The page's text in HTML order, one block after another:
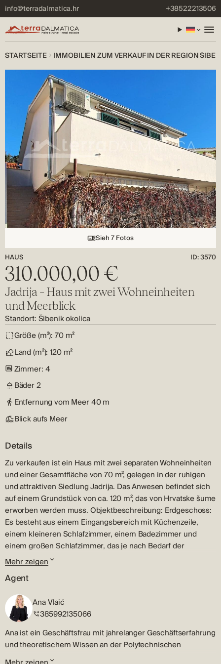
info@terradalmatica.hr +38522213506
STARTSEITE IMMOBILIEN ZUM VERKAUF IN DER REGION
Sieh 7 Fotos
HAUS
ID: 3570
310.000,00 €
Jadrija – Haus mit zwei Wohneinheiten
und Meerblick
Standort: Šibenik okolica
Größe (m²): 70 m²
Land (m²): 120 m²
Zimmer: 4
Bäder2
Entfernung vom Meer40 m
Blick aufs Meer
Details
Zu verkaufen ist ein Haus mit zwei separaten Wohneinheiten
und einer Gesamtfläche von 70 m², gelegen in der ruhigen
und attraktiven Siedlung Jadrija. Das Anwesen befindet sich
auf einem Grundstück von ca. 120 m², das von Hrvatske šume
erworben werden muss. Objektbeschreibung: Erdgeschoss:
Es besteht aus einem Eingangsbereich mit Küchenzeile,
einem kleineren Schlafzimmer, einem Badezimmer und
einem großen Schlafzimmer, das je nach Bedarf der
zukünftigen Eigentümer auch als Wohnzimmer dienen kann.
Erster Stock: Es besteht aus einer Küche mit Esszimmer,
einem Schlafzimmer, einem Badezimmer und einem
Wohnzimmer mit Zugang zu einer Terrasse mit
wunderschönem Meerblick. Im ersten Stock gibt es zwei
weitere Terrassen – eine neben dem Schlafzimmer und die
andere neben der Küche, ideal zum Grillen und Genießen
der Natur. Hof: Der Hof ist mit zwei Nebengebäuden und
einer Außenküche mit Grill ausgestattet, die ideale
Mehr zeigen
Agent
Ana Vlaić
385992135066
Ana ist ein Geschäftsfrau mit jahrelanger Geschäftserfahrung
und theoretischem Wissen an der Polytechnischen
Gesellschaft in Sibenik. Ihre Expertise umfasst eine Menge